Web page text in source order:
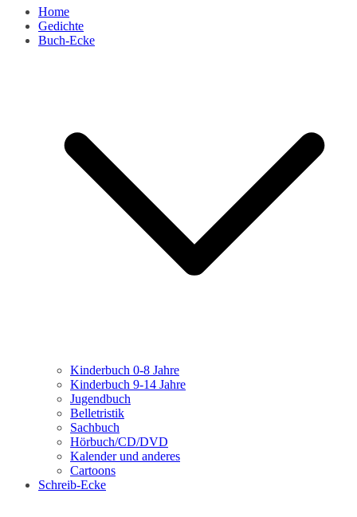
Home
Gedichte
Buch-Ecke
Kinderbuch 0-8 Jahre
Kinderbuch 9-14 Jahre
Jugendbuch
Belletristik
Sachbuch
Hörbuch/CD/DVD
Kalender und anderes
Cartoons
Schreib-Ecke